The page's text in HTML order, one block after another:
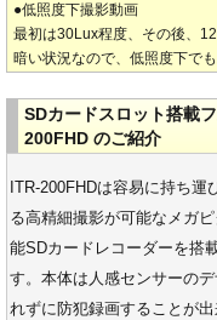
●低照度下撮影動画
最初は30Lux程度、その後、
暗い状況なので、低照度下で
SDカードスロット搭載
200FHD のご紹介
ITR-200FHDは容易に持ち
る高精細撮影が可能なメガ
能SDカードレコーダーを搭
す。本体は人感センサーの
れずに防犯録画することが